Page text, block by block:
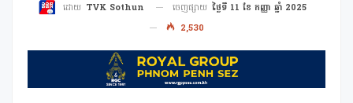
ដោយ TVK Sothun ចេញផ្សាយ ថ្ងៃទី 11 ខែ កញ្ញា ឆ្នាំ 2025
2,530